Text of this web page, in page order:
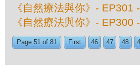
《自然療法與你》-
《自然療法與你》-
Page 51 of 81 First 46 47 48